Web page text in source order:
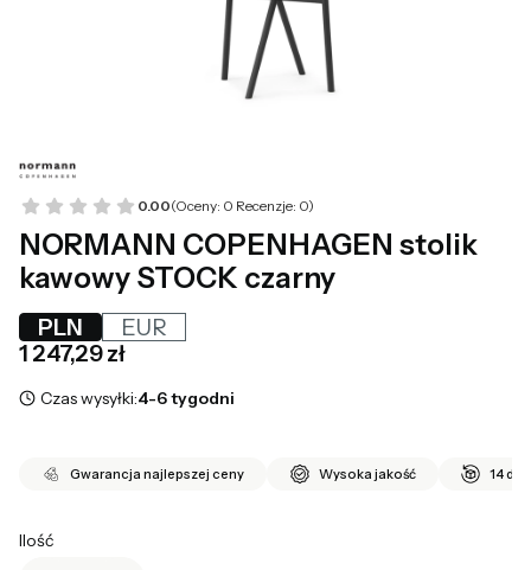
0.00(Oceny: 0 Recenzje: 0)
NORMANN COPENHAGEN stolik
kawowy STOCK czarny
PLN
EUR
Cena
1 247,29 zł
Czas wysyłki:4-6 tygodni
Gwarancja najlepszej ceny Wysoka jakość 14 dni
Ilość